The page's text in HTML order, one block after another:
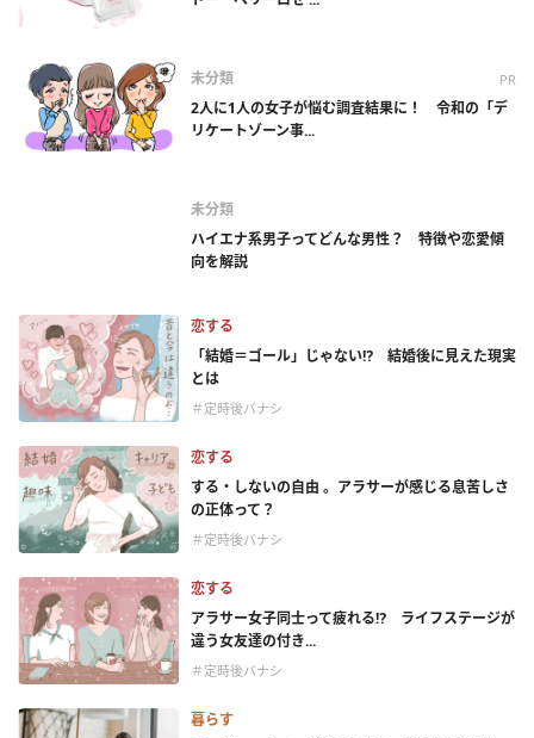
未分類 PR
2人に1人の女子が悩む調査結果に！ 令和の「デ
リケートゾーン事...
未分類
ハイエナ系男子ってどんな男性？ 特徴や恋愛傾
向を解説
恋する
「結婚＝ゴール」じゃない⁉ 結婚後に見えた現実
とは
＃定時後バナシ
恋する
する・しないの自由 。アラサーが感じる息苦しさ
の正体って？
＃定時後バナシ
恋する
アラサー女子同士って疲れる⁉ ライフステージが
違う女友達の付き...
＃定時後バナシ
暮らす